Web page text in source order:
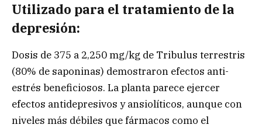
Utilizado para el tratamiento de la
depresión:
Dosis de 375 a 2,250 mg/kg de Tribulus terrestris
(80% de saponinas) demostraron efectos anti-
estrés beneficiosos. La planta parece ejercer
efectos antidepresivos y ansiolíticos, aunque con
niveles más débiles que fármacos como el